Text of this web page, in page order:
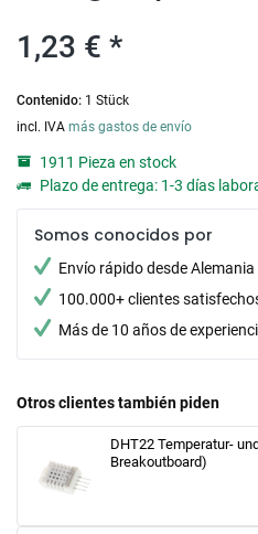
1,23 € *
Contenido: 1 Stück
incl. IVAmás gastos de envío
1911 Pieza en stock
Plazo de entrega: 1-3 días
Somos conocidos por
Envío rápido desde Alemania
100.000+ clientes
Más de 10 años de
Otros clientes también piden
DHT22 Temperatur-
Breakoutboard)